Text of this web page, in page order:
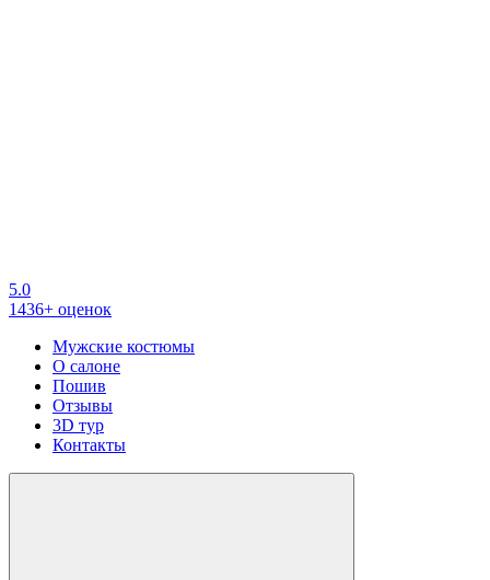
5.0
1436+ оценок
Мужские костюмы
О салоне
Пошив
Отзывы
3D тур
Контакты